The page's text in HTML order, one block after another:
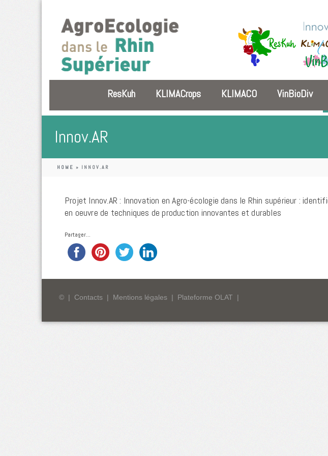
ResKuh KLIMACrops KLIMACO VinBioDiv
Innov.AR
HOME » INNOV.AR
Projet Innov.AR : Innovation en Agro-écologie dans le Rhin supérieur :
en oeuvre de techniques de production innovantes et durables
Partager...
© | Contacts | Mentions légales | Plateforme OLAT |